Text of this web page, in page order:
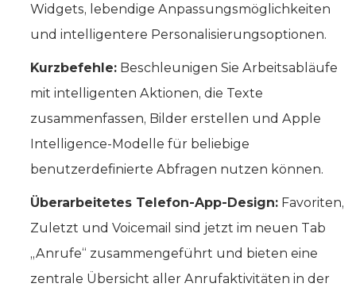
Widgets, lebendige Anpassungsmöglichkeiten
und intelligentere Personalisierungsoptionen.
Kurzbefehle: Beschleunigen Sie Arbeitsabläufe
mit intelligenten Aktionen, die Texte
zusammenfassen, Bilder erstellen und Apple
Intelligence-Modelle für beliebige
benutzerdefinierte Abfragen nutzen können.
Überarbeitetes Telefon-App-Design: Favoriten,
Zuletzt und Voicemail sind jetzt im neuen Tab
„Anrufe“ zusammengeführt und bieten eine
zentrale Übersicht aller Anrufaktivitäten in der